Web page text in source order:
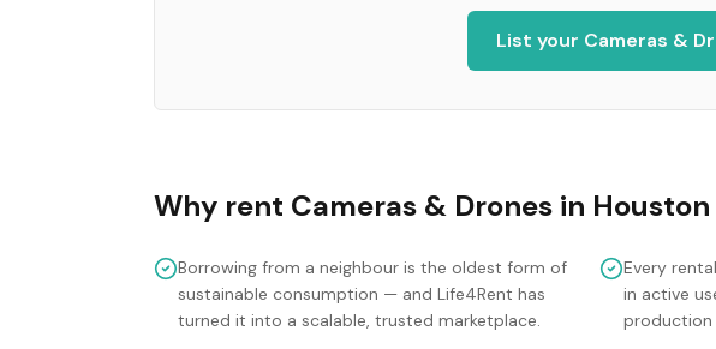
List your Cameras &
Why rent Cameras & Drones in Houston
Borrowing from a neighbour is the oldest form of
sustainable consumption — and Life4Rent has
turned it into a scalable, trusted marketplace.
Every
in active
production